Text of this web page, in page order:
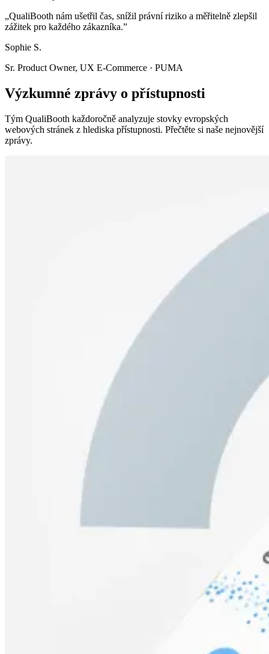
„QualiBooth nám ušetřil čas, snížil právní riziko a měřitelně zlepšil
zážitek pro každého zákazníka.”
Sophie S.
Sr. Product Owner, UX E-Commerce · PUMA
Výzkumné zprávy o přístupnosti
Tým QualiBooth každoročně analyzuje stovky evropských
webových stránek z hlediska přístupnosti. Přečtěte si naše nejnovější
zprávy.